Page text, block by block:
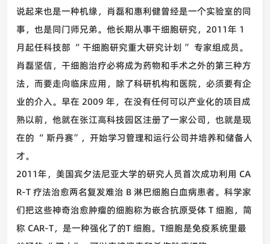
说起来也是一种机缘，肖磊和惠利健曾经是一个实验室的同
事，也是同门师兄弟。他长期从事干细胞研究， 2011年 1
月起任科技部 “ 干细胞研究重大研究计划 ” 专家组成员。
肖磊坚信，干细胞治疗必将成为药物和手术之外的第三种方
法，而要走向临床应用，除了科研机构和医院，必须要有企
业的介入。早在 2009 年，在没有任何可以产业化的项目成
熟以前，他就在张江高科技园区注册了一家公司，也就是现
在的 “ 斯丹赛” ，开始学习管理和运行公司并培养和储备人
才。
2011年，美国宾夕法尼亚大学的研究人员首次成功利用 CA
R-T疗法治愈两名复发难治 B淋巴细胞白血病患者。科学家
们把这些神奇治愈肿瘤的细胞称为嵌合抗原受体T细胞，简
称 CAR-T，是一种强化了的T细胞。 T细胞是免疫系统里最